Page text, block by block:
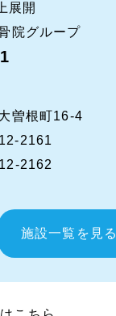
展開
院グループ
曽根町16-4
2161
2162
施設一覧を見る